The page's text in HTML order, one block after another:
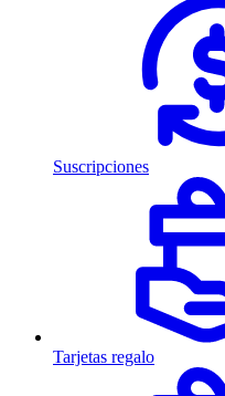
Suscripciones
Tarjetas regalo